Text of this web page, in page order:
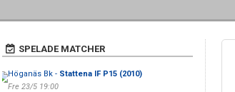
SPELADE MATCHER
Höganäs Bk - Stattena IF P15 (2010)
Fre 23/5 19:00